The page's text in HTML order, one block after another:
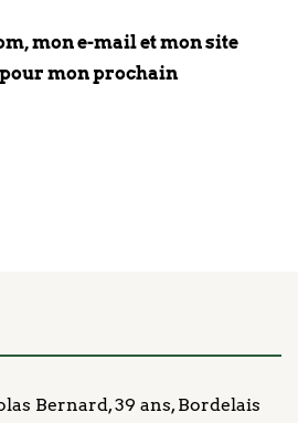
mon e-mail et mon site
mon prochain
Bernard, 39 ans, Bordelais